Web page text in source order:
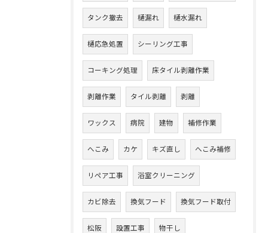
タンク撤去 樋漏れ 樋水漏れ
樋応急処置 シーリング工事
コーキング処理 床タイル剥離作業
剥離作業 タイル剥離 剥離
ワックス 病院 建物 補修作業
へこみ カケ キズ直し へこみ補修
リペア工事 浴室クリーニング
カビ除去 換気フード 換気フード取付
松阪 設置工事 物干し